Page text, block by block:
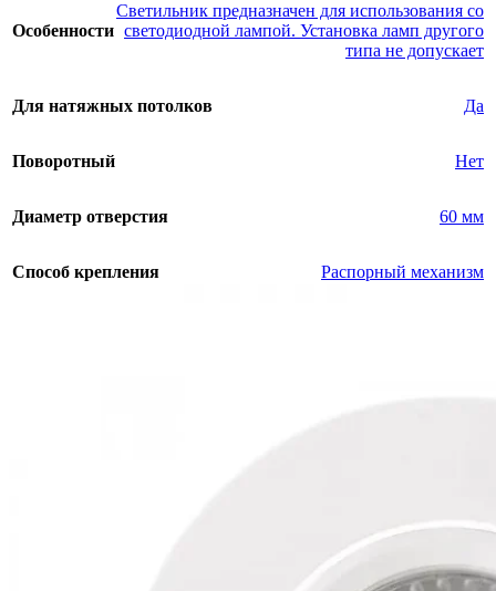
Особенности
Светильник предназначен для использования со
светодиодной лампой. Установка ламп другого
типа не допускает
Для натяжных потолков Да
Поворотный Нет
Диаметр отверстия 60 мм
Способ крепления Распорный механизм